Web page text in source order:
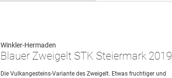
Winkler-Hermaden
Blauer Zweigelt STK Steiermark 2019
Die Vulkangesteins-Variante des Zweigelt. Etwas fruchtiger und